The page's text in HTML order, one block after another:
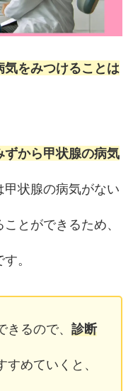
気をみつけることは
ずから甲状腺の病気
甲状腺の病気がない
とができるため、
す。
きるので、 診断
すめていくと、